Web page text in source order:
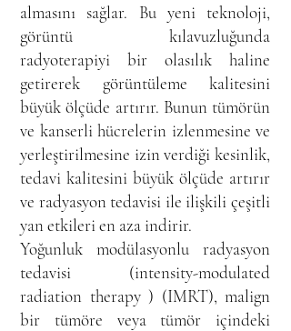
almasını sağlar. Bu yeni teknoloji,
görüntü kılavuzluğunda
radyoterapiyi bir olasılık haline
getirerek görüntüleme kalitesini
büyük ölçüde artırır. Bunun tümörün
ve kanserli hücrelerin izlenmesine ve
yerleştirilmesine izin verdiği kesinlik,
tedavi kalitesini büyük ölçüde artırır
ve radyasyon tedavisi ile ilişkili çeşitli
yan etkileri en aza indirir.
Yoğunluk modülasyonlu radyasyon
tedavisi (intensity-modulated
radiation therapy ) (IMRT), malign
bir tümöre veya tümör içindeki